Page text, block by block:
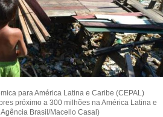
para América Latina e Caribe (CEPAL)
próximo a 300 milhões na América Latina e
Brasil/Macello Casal)